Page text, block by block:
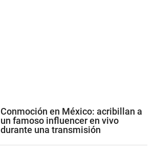
Conmoción en México: acribillan a
un famoso influencer en vivo
durante una transmisión